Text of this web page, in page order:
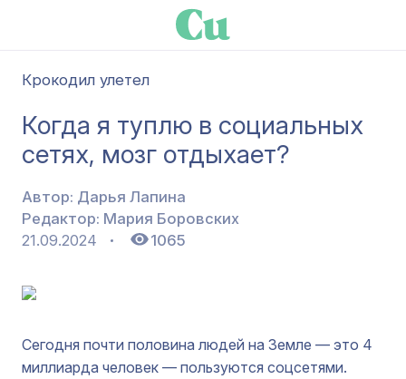
Крокодил улетел
Когда я туплю в социальных
сетях, мозг отдыхает?
Автор: Дарья Лапина
Редактор: Мария Боровских
21.09.2024
1065
Сегодня почти половина людей на Земле — это 4
миллиарда человек — пользуются соцсетями.